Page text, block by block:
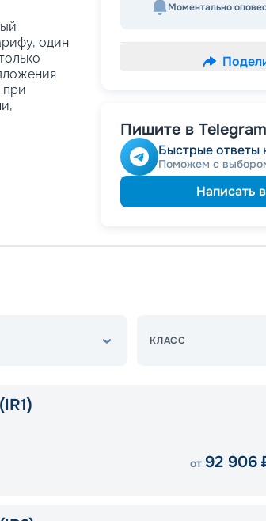
один
при
Моментально
Пишите в Telegram
Быстрые ответы
Поможем с
Написать
КЛАСС
от 92 906